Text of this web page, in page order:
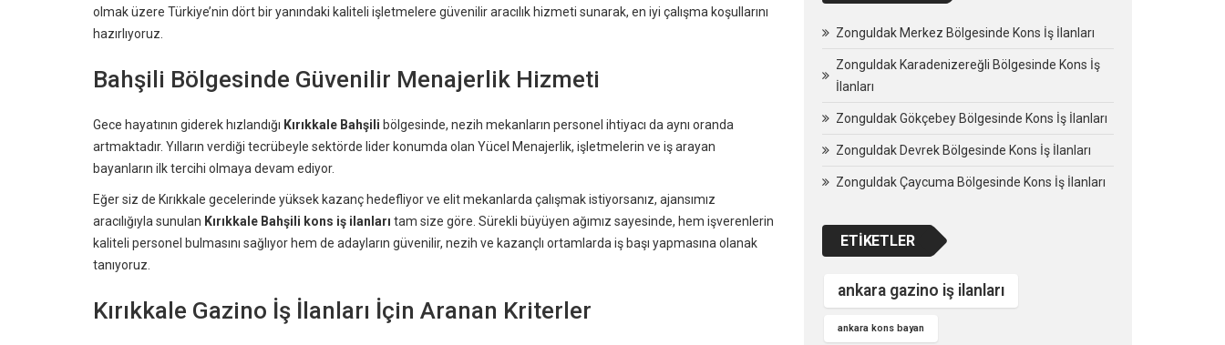
olmak üzere Türkiye’nin dört bir yanındaki kaliteli işletmelere güvenilir aracılık hizmeti sunarak, en iyi çalışma koşullarını
hazırlıyoruz.
Bahşili Bölgesinde Güvenilir Menajerlik Hizmeti
Gece hayatının giderek hızlandığı Kırıkkale Bahşili bölgesinde, nezih mekanların personel ihtiyacı da aynı oranda
artmaktadır. Yılların verdiği tecrübeyle sektörde lider konumda olan Yücel Menajerlik, işletmelerin ve iş arayan
bayanların ilk tercihi olmaya devam ediyor.
Eğer siz de Kırıkkale gecelerinde yüksek kazanç hedefliyor ve elit mekanlarda çalışmak istiyorsanız, ajansımız
aracılığıyla sunulan Kırıkkale Bahşili kons iş ilanları tam size göre. Sürekli büyüyen ağımız sayesinde, hem işverenlerin
kaliteli personel bulmasını sağlıyor hem de adayların güvenilir, nezih ve kazançlı ortamlarda iş başı yapmasına olanak
tanıyoruz.
Kırıkkale Gazino İş İlanları İçin Aranan Kriterler
Zonguldak Merkez Bölgesinde Kons İş İlanları
Zonguldak Karadenizereğli Bölgesinde Kons İş
İlanları
Zonguldak Gökçebey Bölgesinde Kons İş İlanları
Zonguldak Devrek Bölgesinde Kons İş İlanları
Zonguldak Çaycuma Bölgesinde Kons İş İlanları
ETIKETLER
ankara gazino iş ilanları
ankara kons bayan